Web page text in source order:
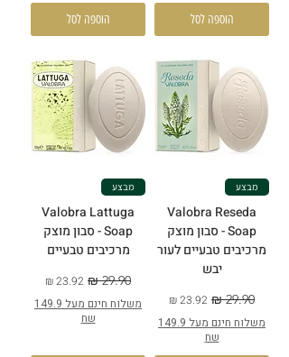
הוספה לסל הוספה לסל
מבצע
Valobra Reseda
Soap - סבון מוצק
מרכיבים טבעיים לעור
יבש
מחיר רגיל מחיר מבצע
משלוח חינם מעל 149.9
שח
מבצע
Valobra Lattuga
Soap - סבון מוצק
מרכיבים טבעיים
מחיר רגיל מחיר מבצע
משלוח חינם מעל 149.9
שח